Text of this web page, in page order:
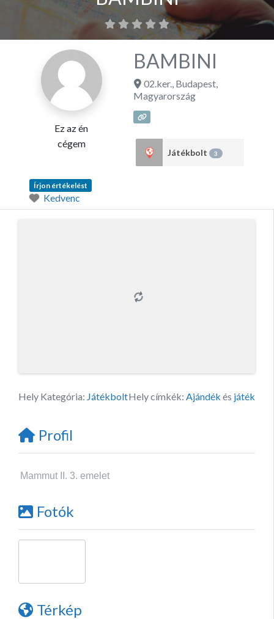
Ez az én
cégem
BAMBINI
02.ker., Budapest,
Magyarország
Játékbolt 3
Írjon értékelést
Kedvenc
Hely Kategória: JátékboltHely címkék: Ajándék és játék
Profil
Mammut II. 3. emelet
Fotók
Térkép